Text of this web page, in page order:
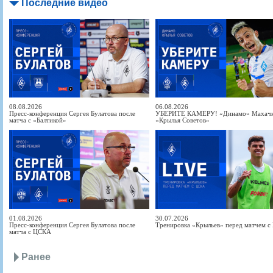
Последние видео
08.08.2026
Пресс-конференция Сергея Булатова после
матча с «Балтикой»
06.08.2026
УБЕРИТЕ КАМЕРУ! «Динамо»
«Крылья Советов»
01.08.2026
Пресс-конференция Сергея Булатова после
матча с ЦСКА
30.07.2026
Тренировка «Крыльев» перед матчем
Ранее